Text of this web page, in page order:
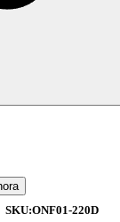
SKU:ONF01-220D